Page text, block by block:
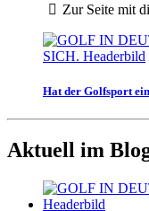
Zur Seite mit
Hat der Golfsport
Aktuell im